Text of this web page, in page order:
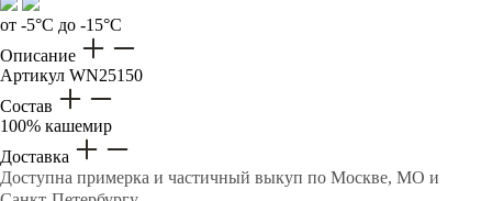
от -5°C до -15°C
Описание
Артикул WN25150
Состав
100% кашемир
Доставка
Доступна примерка и частичный выкуп по Москве, МО и